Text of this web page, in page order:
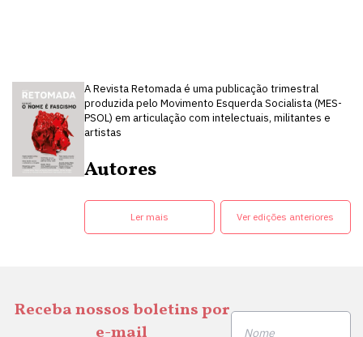
A Revista Retomada é uma publicação trimestral
produzida pelo Movimento Esquerda Socialista (MES-
PSOL) em articulação com intelectuais, militantes e
artistas
Autores
Ler mais Ver edições anteriores
Receba nossos boletins por